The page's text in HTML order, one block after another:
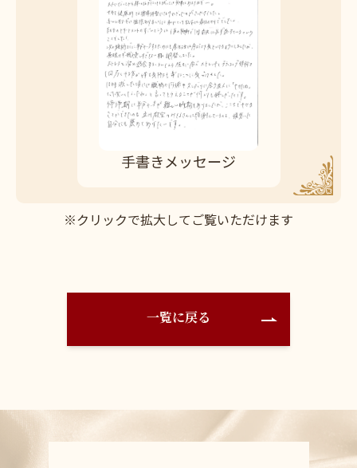
手書きメッセージ
※クリックで拡大してご覧いただけます
一覧に戻る